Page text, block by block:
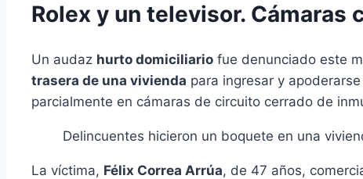
Rolex y un televisor. Cámaras
Un audaz hurto domiciliario fue denunciado este
trasera de una vivienda para ingresar y
parcialmente en cámaras de circuito cerrado de
Delincuentes hicieron un boquete en una
La víctima, Félix Correa Arrúa, de 47 años,